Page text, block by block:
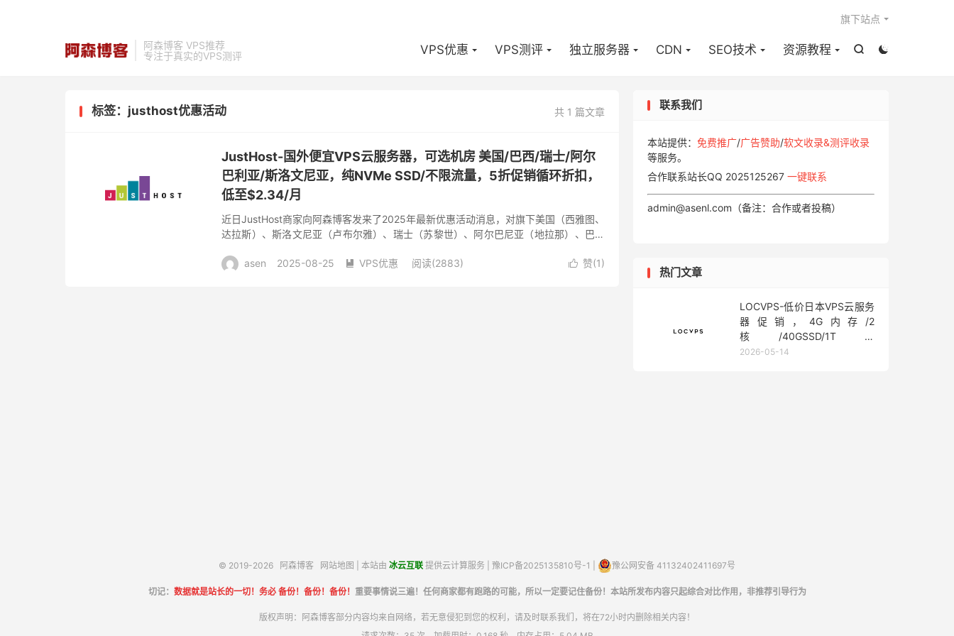
阿森博客 VPS推荐
专注于真实的VPS测评


VPS优惠 VPS测评 独立服务器 CDN SEO技术 资源教程
旗下站点
共 1 篇文章
标签：justhost优惠活动
JustHost-国外便宜VPS云服务器，可选机房 美国/巴西/瑞士/阿尔
巴利亚/斯洛文尼亚，纯NVMe SSD/不限流量，5折促销循环折扣，
低至$2.34/月
近日JustHost商家向阿森博客发来了2025年最新优惠活动消息，对旗下美国（西雅图、
达拉斯）、斯洛文尼亚（卢布尔雅）、瑞士（苏黎世）、阿尔巴尼亚（地拉那）、巴西
 赞(1)
asen 2025-08-25  VPS优惠 阅读(2883)
联系我们
本站提供： 免费推广/广告赞助/软文收录&测评收录
等服务。
合作联系站长QQ 2025125267 一键联系
admin@asenl.com（备注：合作或者投稿）
热门文章
LOCVPS-低价日本VPS云服务
器促销，4G内存/2
核/40GSSD/1T流
量/450Mbps带宽，低至36元/
2026-05-14
© 2019-2026 阿森博客 网站地图 | 本站由 冰云互联 提供云计算服务 | 豫ICP备2025135810号-1 豫公网安备 41132402411697号
切记： 数据就是站长的一切！务必 备份！备份！备份！ 重要事情说三遍！任何商家都有跑路的可能，所以一定要记住备份！本站所发布内容只起综合对比作用，非推荐引导行为
版权声明：阿森博客部分内容均来自网络，若无意侵犯到您的权利，请及时联系我们，将在72小时内删除相关内容！